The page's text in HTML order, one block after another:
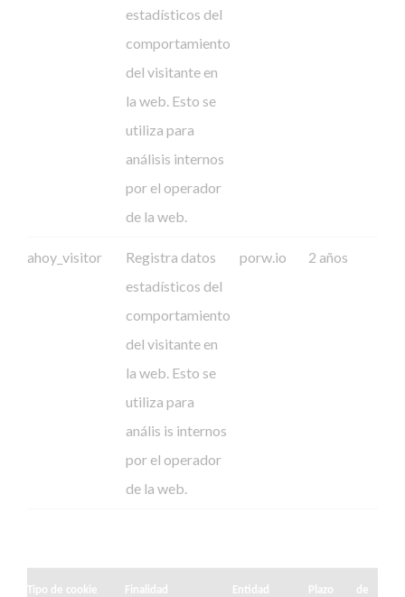
estadísticos del
comportamiento
del visitante en
la web. Esto se
utiliza para
análisis internos
por el operador
de la web.
ahoy_visitor
Registra datos
estadísticos del
comportamiento
del visitante en
la web. Esto se
utiliza para
anális is internos
por el operador
de la web.
porw.io 2 años
Tipo de cookie Finalidad Entidad Plazo de